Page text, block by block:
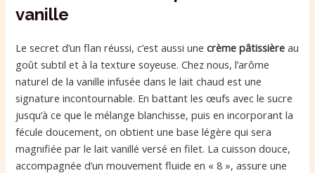
vanille
Le secret d’un flan réussi, c’est aussi unecrème pâtissière au
goût subtil et à la texture soyeuse. Chez nous, l’arôme
naturel de la vanille infusée dans le lait chaud est une
signature incontournable. En battant les œufs avec le sucre
jusqu’à ce que le mélange blanchisse, puis en incorporant la
fécule doucement, on obtient une base légère qui sera
magnifiée par le lait vanillé versé en filet. La cuisson douce,
accompagnée d’un mouvement fluide en « 8 », assure une